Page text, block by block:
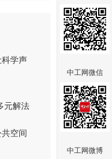
科学声
元解法
共空间
中工网微信
中工网微博